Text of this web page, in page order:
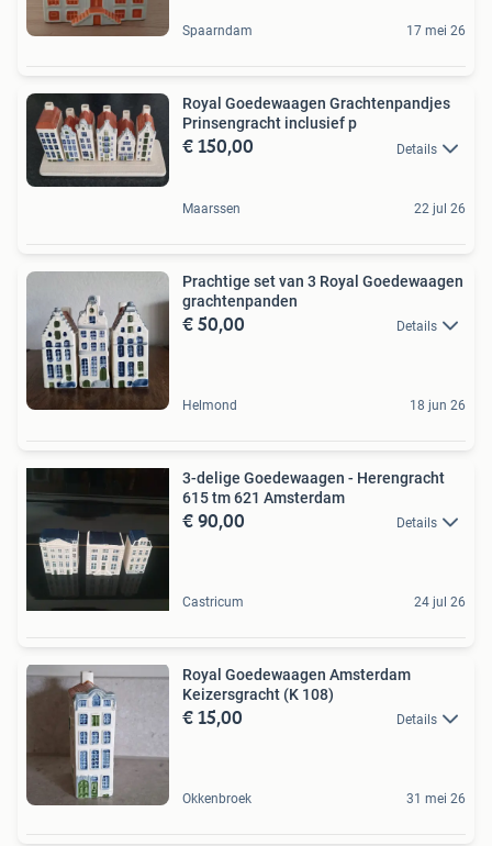
Spaarndam 17 mei 26
Royal Goedewaagen Grachtenpandjes
Prinsengracht inclusief p
€ 150,00 Details
Maarssen 22 jul 26
Prachtige set van 3 Royal Goedewaagen
grachtenpanden
€ 50,00 Details
Helmond 18 jun 26
3-delige Goedewaagen - Herengracht
615 tm 621 Amsterdam
€ 90,00 Details
Castricum 24 jul 26
Royal Goedewaagen Amsterdam
Keizersgracht (K 108)
€ 15,00 Details
Okkenbroek 31 mei 26